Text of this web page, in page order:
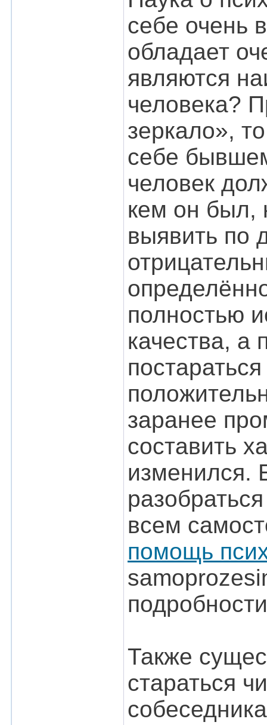
себе очень
обладает
являются
человека?
зеркало»,
себе
человек
кем он был,
выявить по
полностью
качества, а
заранее
составить
изменился.
всем
помощь
Также
стараться